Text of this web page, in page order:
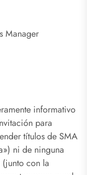
Manager
informativo
para
títulos de SMA
ni de ninguna
con la